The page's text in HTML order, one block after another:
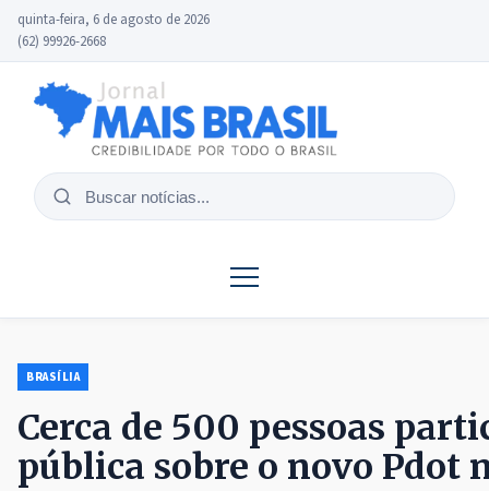
quinta-feira, 6 de agosto de 2026
(62) 99926-2668
Buscar
BRASÍLIA
Cerca de 500 pessoas
pública sobre o novo Pdot